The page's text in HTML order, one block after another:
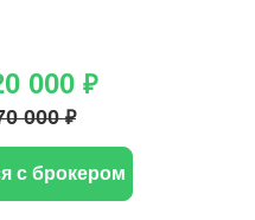
000 ₽
000 ₽
с брокером